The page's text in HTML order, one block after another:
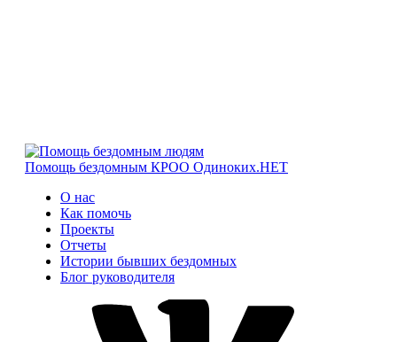
Помощь бездомным КРОО Одиноких.НЕТ
О нас
Как помочь
Проекты
Отчеты
Истории бывших бездомных
Блог руководителя